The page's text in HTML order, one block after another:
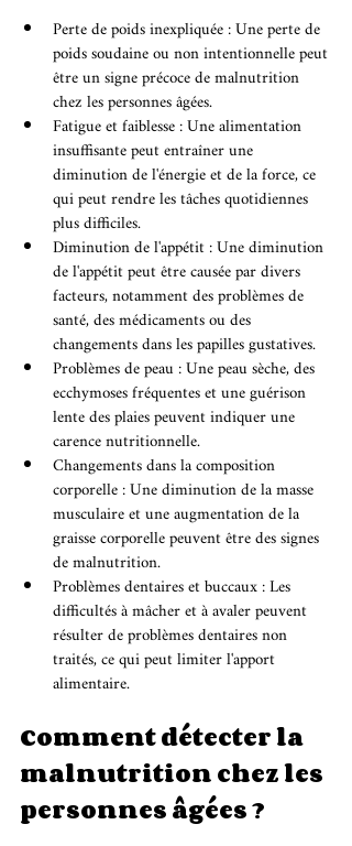
Perte de poids inexpliquée : Une perte de
poids soudaine ou non intentionnelle peut
être un signe précoce de malnutrition
chez les personnes âgées.
Fatigue et faiblesse : Une alimentation
insuffisante peut entraîner une
diminution de l'énergie et de la force, ce
qui peut rendre les tâches quotidiennes
plus difficiles.
Diminution de l'appétit : Une diminution
de l'appétit peut être causée par divers
facteurs, notamment des problèmes de
santé, des médicaments ou des
changements dans les papilles gustatives.
Problèmes de peau : Une peau sèche, des
ecchymoses fréquentes et une guérison
lente des plaies peuvent indiquer une
carence nutritionnelle.
Changements dans la composition
corporelle : Une diminution de la masse
musculaire et une augmentation de la
graisse corporelle peuvent être des signes
de malnutrition.
Problèmes dentaires et buccaux : Les
difficultés à mâcher et à avaler peuvent
résulter de problèmes dentaires non
traités, ce qui peut limiter l'apport
alimentaire.
Comment détecter la
malnutrition chez les
personnes âgées ?